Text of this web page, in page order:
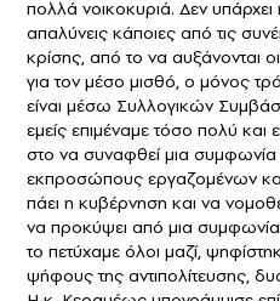
πολλά νοικοκυριά. Δεν
απαλύνεις κάποιες από τις
κρίσης, από το να αυξάνονται
για τον μέσο μισθό, ο μόνος
είναι μέσω Συλλογικών
εμείς επιμέναμε τόσο πολύ
στο να συναφθεί μια
εκπροσώπους εργαζομένων
πάει η κυβέρνηση και να
να προκύψει από μια
το πετύχαμε όλοι μαζί,
ψήφους της αντιπολίτευσης,